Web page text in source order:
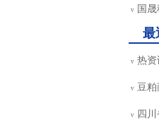
v 国
最
v 热资
v 豆
v 四